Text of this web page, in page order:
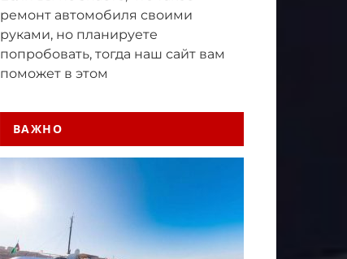
ремонт автомобиля своими
руками, но планируете
попробовать, тогда наш сайт вам
поможет в этом
ВАЖНО